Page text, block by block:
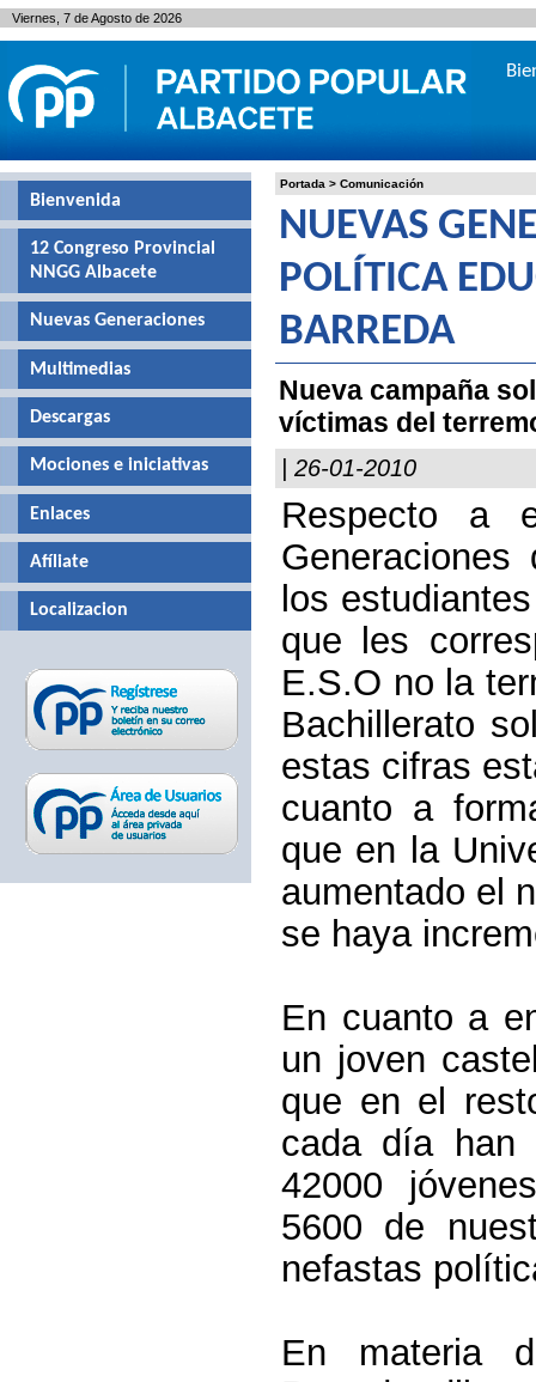
Portada > Comunicación
NUEVAS
POLÍTICA
BARREDA
Nueva campaña
víctimas del
| 26-01-2010
Respecto a
los
que les
E.S.O no la
Bachillerato
estas cifras
cuanto a
que en la
aumentado el
se haya
En cuanto a
un joven
que en el
cada día han
42000
5600 de
nefastas
En materia
Bienvenida
12 Congreso Provincial
NNGG Albacete
Nuevas Generaciones
Multimedias
Descargas
Mociones e iniciativas
Enlaces
Afíliate
Localizacion
Viernes, 7 de Agosto de 2026